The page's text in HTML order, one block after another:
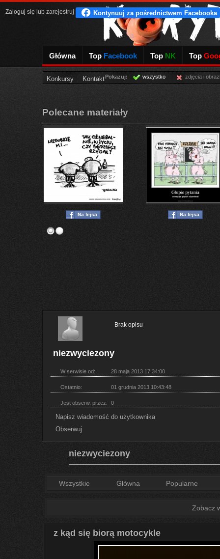
Główna Top Facebook Top NK Top
Konkursy Kontakt
Zaloguj się lub zarejestruj
Pokazuj: wszystko zdjęcia i
Polecane materiały
Na fejsa Na fejsa
niezwyciezony
Brak opisu
W serwisie od: 28 maja 2013 17:34:00
Ostatnio: 01 grudnia 2013 10:43:48
Jest obserw. przez: 0
Napisz wiadomość do użytkownika
Obserwuj
niezwyciezony
Wszystkie Główna Popularne
Zobacz
z kąd się biorą motocykle